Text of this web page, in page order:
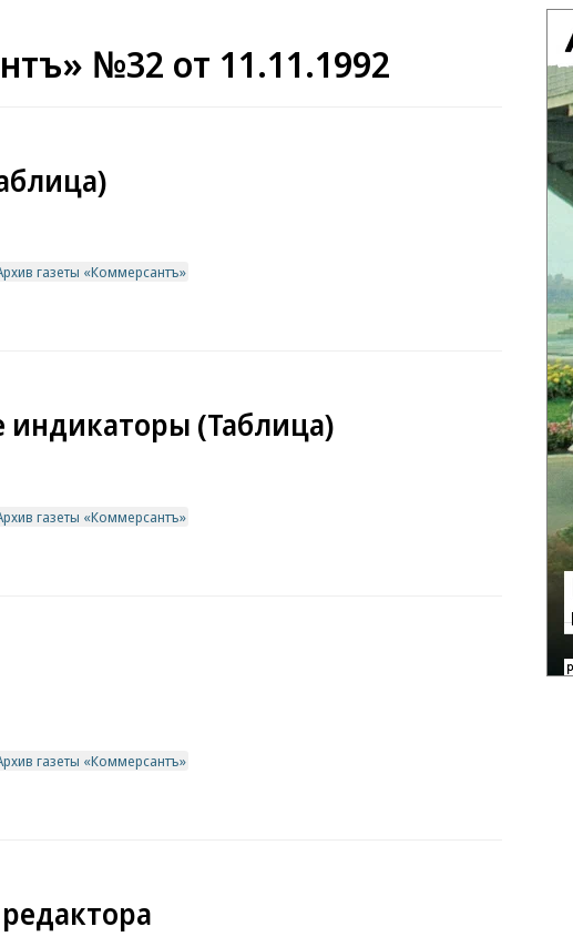
№32 от 11.11.1992
газеты «Коммерсантъ»
(Таблица)
газеты «Коммерсантъ»
газеты «Коммерсантъ»